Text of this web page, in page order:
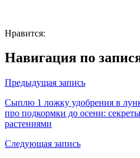
Нравится:
Навигация по
Предыдущая запись
Сыплю 1 ложку удобрения в
про подкормки до осени:
растениями
Следующая запись